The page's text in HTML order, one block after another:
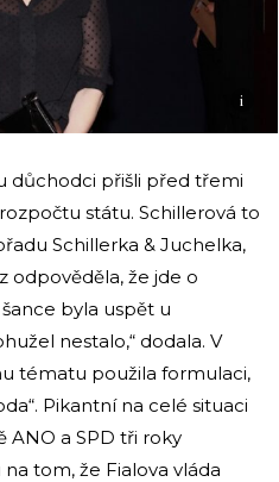
i
důchodci přišli před třemi
státu. Schillerová to
Schillerka & Juchelka,
odpověděla, že jde o
byla uspět u
nestalo,“ dodala. V
tématu použila formulaci,
Pikantní na celé situaci
ANO a SPD tři roky
tom, že Fialova vláda